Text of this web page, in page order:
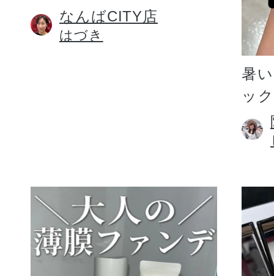
スキンクリア
クレンズオイル
スキンケア
なんばCITY店
はづき
暑
ッ